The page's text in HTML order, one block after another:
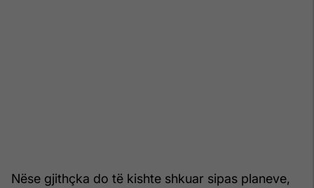
Nëse gjithçka do të kishte shkuar sipas planeve,